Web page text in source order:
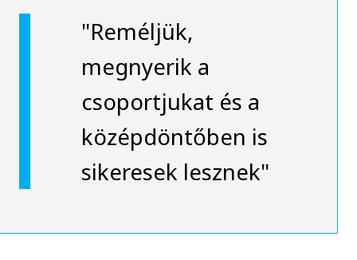
"Reméljük,
megnyerik a
csoportjukat és a
középdöntőben is
sikeresek lesznek"